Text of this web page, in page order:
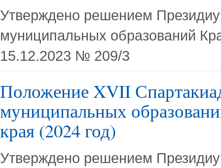
Утверждено решением
муниципальных образований
15.12.2023 № 209/3
Положение XVII
муниципальных
края (2024 год)
Утверждено решением